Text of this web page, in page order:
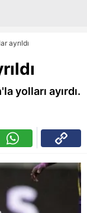
ayrıldı
yolları ayırdı.